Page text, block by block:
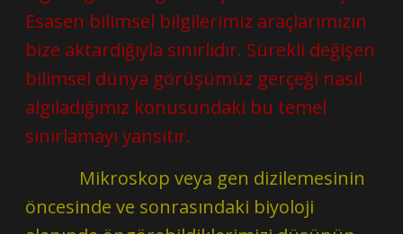
Esasen bilimsel bilgilerimiz araçlarımızın
bize aktardığıyla sınırlıdır. Sürekli değişen
bilimsel dünya görüşümüz gerçeği nasıl
algıladığımız konusundaki bu temel
sınırlamayı yansıtır.
Mikroskop veya gen dizilemesinin
öncesinde ve sonrasındaki biyoloji